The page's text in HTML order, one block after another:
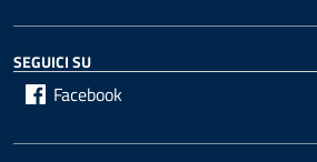
SEGUICI SU
Facebook